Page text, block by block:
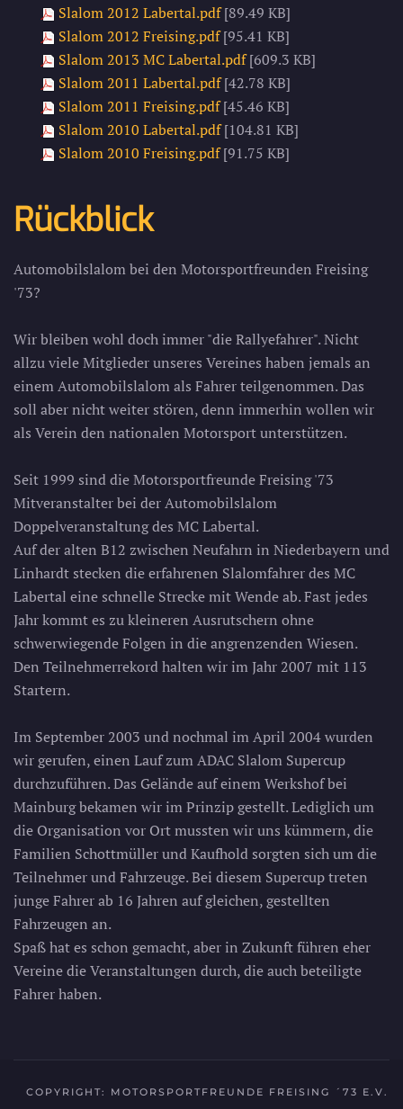
Slalom 2012 Labertal.pdf[89.49 KB]
Slalom 2012 Freising.pdf[95.41 KB]
Slalom 2013 MC Labertal.pdf[609.3 KB]
Slalom 2011 Labertal.pdf[42.78 KB]
Slalom 2011 Freising.pdf[45.46 KB]
Slalom 2010 Labertal.pdf[104.81 KB]
Slalom 2010 Freising.pdf[91.75 KB]
Rückblick
Automobilslalom bei den Motorsportfreunden Freising
'73?
Wir bleiben wohl doch immer "die Rallyefahrer". Nicht
allzu viele Mitglieder unseres Vereines haben jemals an
einem Automobilslalom als Fahrer teilgenommen. Das
soll aber nicht weiter stören, denn immerhin wollen wir
als Verein den nationalen Motorsport unterstützen.
Seit 1999 sind die Motorsportfreunde Freising '73
Mitveranstalter bei der Automobilslalom
Doppelveranstaltung des MC Labertal.
Auf der alten B12 zwischen Neufahrn in Niederbayern und
Linhardt stecken die erfahrenen Slalomfahrer des MC
Labertal eine schnelle Strecke mit Wende ab. Fast jedes
Jahr kommt es zu kleineren Ausrutschern ohne
schwerwiegende Folgen in die angrenzenden Wiesen.
Den Teilnehmerrekord halten wir im Jahr 2007 mit 113
Startern.
Im September 2003 und nochmal im April 2004 wurden
wir gerufen, einen Lauf zum ADAC Slalom Supercup
durchzuführen. Das Gelände auf einem Werkshof bei
Mainburg bekamen wir im Prinzip gestellt. Lediglich um
die Organisation vor Ort mussten wir uns kümmern, die
Familien Schottmüller und Kaufhold sorgten sich um die
Teilnehmer und Fahrzeuge. Bei diesem Supercup treten
junge Fahrer ab 16 Jahren auf gleichen, gestellten
Fahrzeugen an.
Spaß hat es schon gemacht, aber in Zukunft führen eher
Vereine die Veranstaltungen durch, die auch beteiligte
Fahrer haben.
COPYRIGHT: MOTORSPORTFREUNDE FREISING ´73 E.V.